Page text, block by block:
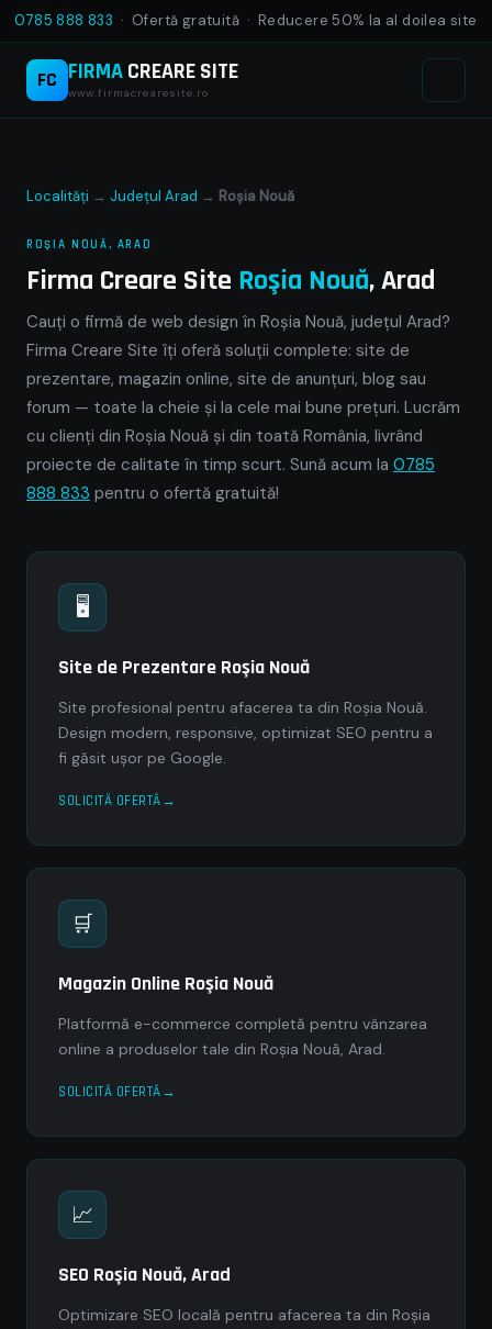
0785 888 833 · Ofertă gratuită · Reducere 50% la al doilea site
FC FIRMACREARE SITE
www.firmacrearesite.ro
Localități → Județul Arad → Roşia Nouă
ROŞIA NOUĂ, ARAD
Firma Creare Site Roşia Nouă, Arad
Cauți o firmă de web design în Roşia Nouă, județul Arad?
Firma Creare Site îți oferă soluții complete: site de
prezentare, magazin online, site de anunțuri, blog sau
forum — toate la cheie și la cele mai bune prețuri. Lucrăm
cu clienți din Roşia Nouă și din toată România, livrând
proiecte de calitate în timp scurt. Sună acum la 0785
888 833 pentru o ofertă gratuită!
🖥
Site de Prezentare Roşia Nouă
Site profesional pentru afacerea ta din Roşia Nouă.
Design modern, responsive, optimizat SEO pentru a
fi găsit ușor pe Google.
SOLICITĂ OFERTĂ
🛒
Magazin Online Roşia Nouă
Platformă e-commerce completă pentru vânzarea
online a produselor tale din Roşia Nouă, Arad.
SOLICITĂ OFERTĂ
📈
SEO Roşia Nouă, Arad
Optimizare SEO locală pentru afacerea ta din Roşia